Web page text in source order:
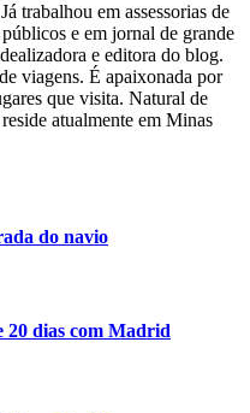
trabalhou em assessorias de
e em jornal de grande
e editora do blog.
viagens. É apaixonada por
que visita. Natural de
atualmente em Minas
do navio
20 dias com Madrid